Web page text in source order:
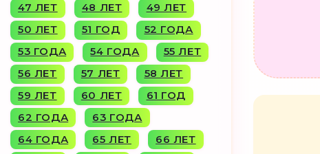
47 ЛЕТ
48 ЛЕТ
49 ЛЕТ
50 ЛЕТ
51 ГОД
52 ГОДА
53 ГОДА
54 ГОДА
55 ЛЕТ
56 ЛЕТ
57 ЛЕТ
58 ЛЕТ
59 ЛЕТ
60 ЛЕТ
61 ГОД
62 ГОДА
63 ГОДА
64 ГОДА
65 ЛЕТ
66 ЛЕТ